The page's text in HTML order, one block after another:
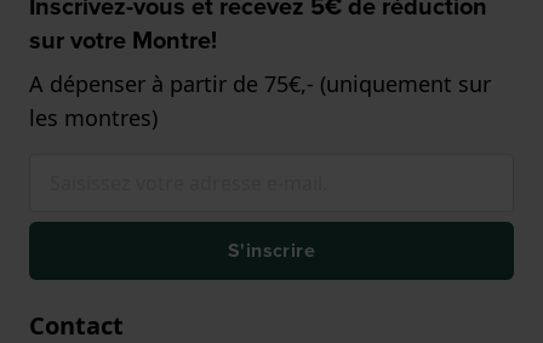
sur votre Montre!
A dépenser à partir de 75€,- (uniquement sur
les montres)
S'inscrire
Contact